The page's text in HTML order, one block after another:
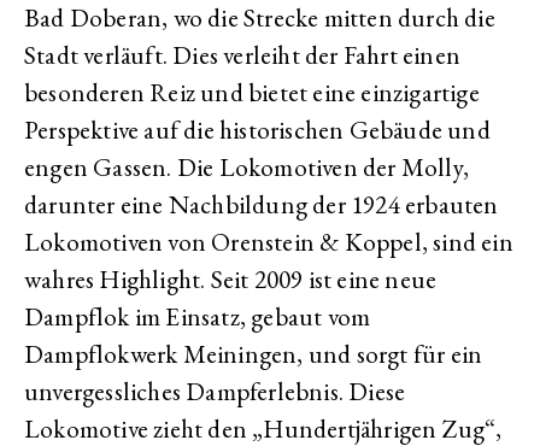
Bad Doberan, wo die Strecke mitten durch die
Stadt verläuft. Dies verleiht der Fahrt einen
besonderen Reiz und bietet eine einzigartige
Perspektive auf die historischen Gebäude und
engen Gassen. Die Lokomotiven der Molly,
darunter eine Nachbildung der 1924 erbauten
Lokomotiven von Orenstein & Koppel, sind ein
wahres Highlight. Seit 2009 ist eine neue
Dampflok im Einsatz, gebaut vom
Dampflokwerk Meiningen, und sorgt für ein
unvergessliches Dampferlebnis. Diese
Lokomotive zieht den „Hundertjährigen Zug“,